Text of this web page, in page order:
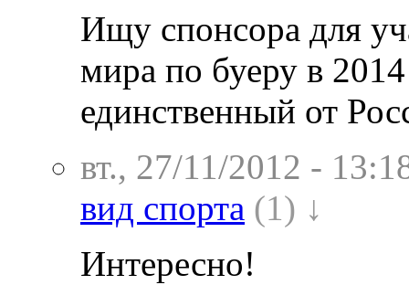
Ищу спонсора для
мира по буеру в
единственный от
вт., 27/11/2012 -
вид спорта (1) ↓
Интересно!